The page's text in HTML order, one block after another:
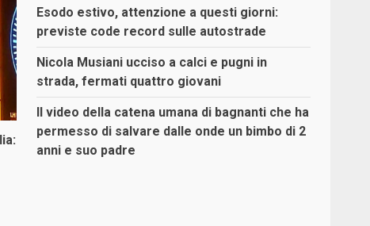
Esodo estivo, attenzione a questi giorni:
previste code record sulle autostrade
Nicola Musiani ucciso a calci e pugni in
strada, fermati quattro giovani
Il video della catena umana di bagnanti che ha
permesso di salvare dalle onde un bimbo di 2
anni e suo padre